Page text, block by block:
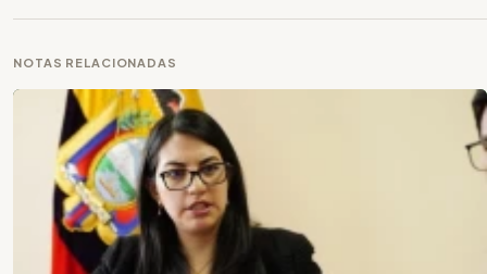
NOTAS RELACIONADAS